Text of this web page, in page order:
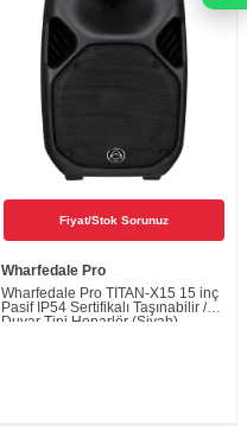
Fiyat/Stok Sorunuz
Wharfedale Pro
Wharfedale Pro TITAN-X15 15 inç
Pasif IP54 Sertifikalı Taşınabilir /
Duvar Tipi Hoparlör (Siyah)